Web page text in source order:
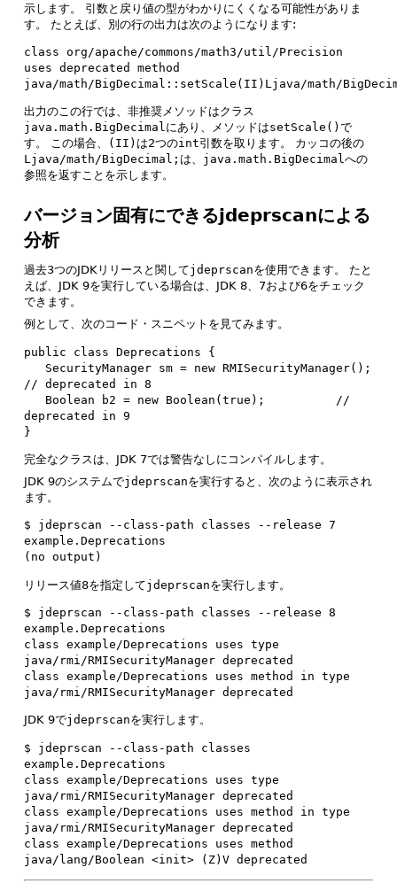
示します。
引数と戻り値の型がわかりにくくなる可能性がありま
す。
たとえば、別の行の出力は次のようになります:
class org/apache/commons/math3/util/Precision
uses deprecated method
java/math/BigDecimal::setScale(II)Ljava/math/
出力のこの行では、非推奨メソッドはクラス
java.math.BigDecimalにあり、メソッドはsetScale() で
す。
この場合、 (II) は2つのint引数を取ります。
カッコの後の
Ljava/math/BigDecimal; は、 java.math.BigDecimalへの
参照を返すことを示します。
バージョン固有にできるjdeprscanによる
分析
過去3つのJDKリリースと関してjdeprscanを使用できます。
たと
えば、JDK 9を実行している場合は、JDK 8、7および6をチェック
できます。
例として、次のコード・スニペットを見てみます。
public class Deprecations {
// deprecated in 8
deprecated in 9
}
完全なクラスは、JDK 7では警告なしにコンパイルします。
JDK 9のシステムでjdeprscanを実行すると、次のように表示され
ます。
$ jdeprscan --class-path classes --release 7
example.Deprecations
(no output)
リリース値8を指定してjdeprscanを実行します。
$ jdeprscan --class-path classes --release 8
example.Deprecations
class example/Deprecations uses type
java/rmi/RMISecurityManager deprecated
class example/Deprecations uses method in type
java/rmi/RMISecurityManager deprecated
JDK 9でjdeprscanを実行します。
$ jdeprscan --class-path classes
example.Deprecations
class example/Deprecations uses type
java/rmi/RMISecurityManager deprecated
class example/Deprecations uses method in type
java/rmi/RMISecurityManager deprecated
class example/Deprecations uses method
java/lang/Boolean <init> (Z)V deprecated